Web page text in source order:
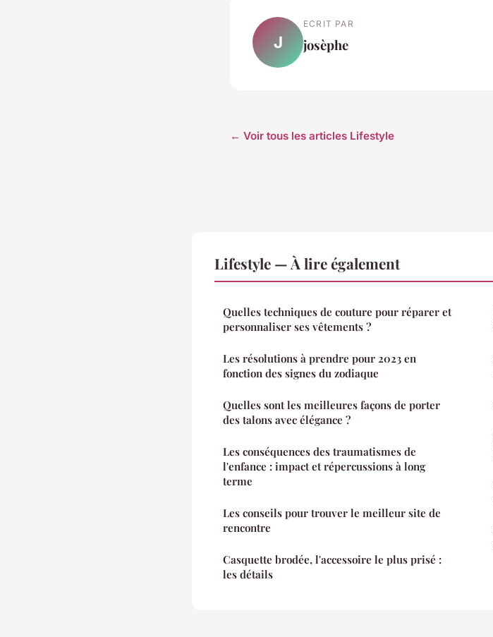
J
ECRIT PAR
josèphe
← Voir tous les articles Lifestyle
Lifestyle — À lire également
Quelles techniques de couture pour réparer et
personnaliser ses vêtements ?
Les résolutions à prendre pour 2023 en
fonction des signes du zodiaque
Quelles sont les meilleures façons de porter
des talons avec élégance ?
Les conséquences des traumatismes de
l'enfance : impact et répercussions à long
terme
Les conseils pour trouver le meilleur site de
rencontre
Casquette brodée, l'accessoire le plus prisé :
les détails